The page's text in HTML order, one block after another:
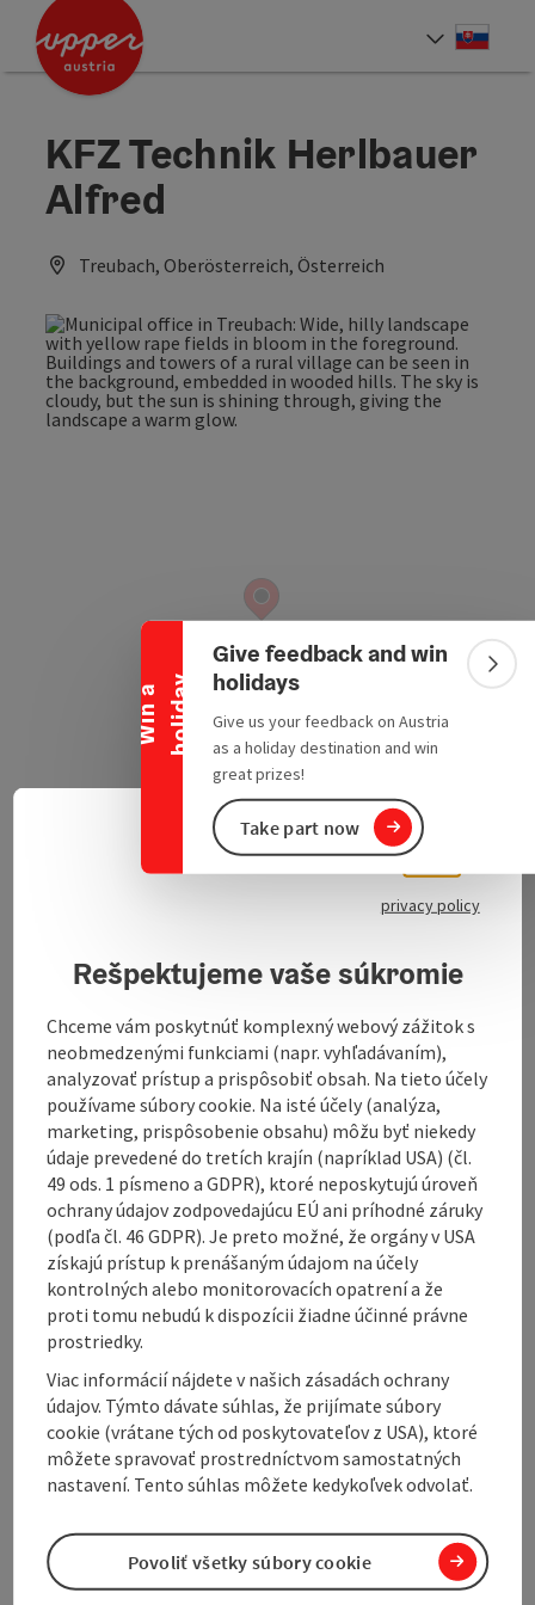
Accesskey
Accesskey
W
i
n
a
h
o
l
i
d
a y
Collapse banner
Give feedback and win
holidays
Give us your feedback on Austria
as a holiday destination and win
great prizes!
Take part now
KFZ Technik Herlbauer
Alfred
Treubach, Oberösterreich, Österreich
open in
.
Contact
Arrival
Suitability
Accessibility
Create PDF
Print article
Nearby
privacy policy
Rešpektujeme vaše súkromie
Chceme vám poskytnúť komplexný webový zážitok s
neobmedzenými funkciami (napr. vyhľadávaním),
analyzovať prístup a prispôsobiť obsah. Na tieto účely
používame súbory cookie. Na isté účely (analýza,
marketing, prispôsobenie obsahu) môžu byť niekedy
údaje prevedené do tretích krajín (napríklad USA) (čl.
49 ods. 1 písmeno a GDPR), ktoré neposkytujú úroveň
ochrany údajov zodpovedajúcu EÚ ani príhodné záruky
(podľa čl. 46 GDPR). Je preto možné, že orgány v USA
získajú prístup k prenášaným údajom na účely
kontrolných alebo monitorovacích opatrení a že
proti tomu nebudú k dispozícii žiadne účinné právne
prostriedky.
Viac informácií nájdete v našich zásadách ochrany
údajov. Týmto dávate súhlas, že prijímate súbory
cookie (vrátane tých od poskytovateľov z USA), ktoré
môžete spravovať prostredníctvom samostatných
nastavení. Tento súhlas môžete kedykoľvek odvolať.
Povoliť všetky súbory cookie